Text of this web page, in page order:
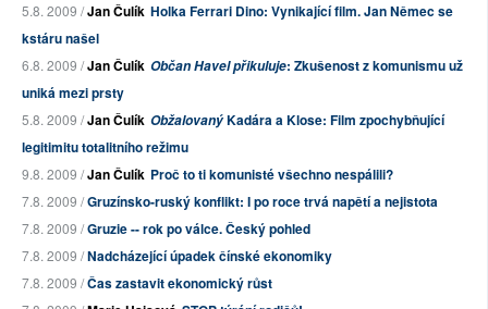
5.8. 2009 /Jan Čulík Holka Ferrari Dino: Vynikající film. Jan Němec se
kstáru našel
6.8. 2009 /Jan Čulík Občan Havel přikuluje: Zkušenost z komunismu už
uniká mezi prsty
5.8. 2009 /Jan Čulík ObžalovanýKadára a Klose: Film zpochybňující
legitimitu totalitního režimu
9.8. 2009 /Jan Čulík Proč to ti komunisté všechno nespálili?
7.8. 2009 /Gruzínsko-ruský konflikt: I po roce trvá napětí a nejistota
7.8. 2009 /Gruzie -- rok po válce. Český pohled
7.8. 2009 /Nadcházející úpadek čínské ekonomiky
7.8. 2009 /Čas zastavit ekonomický růst